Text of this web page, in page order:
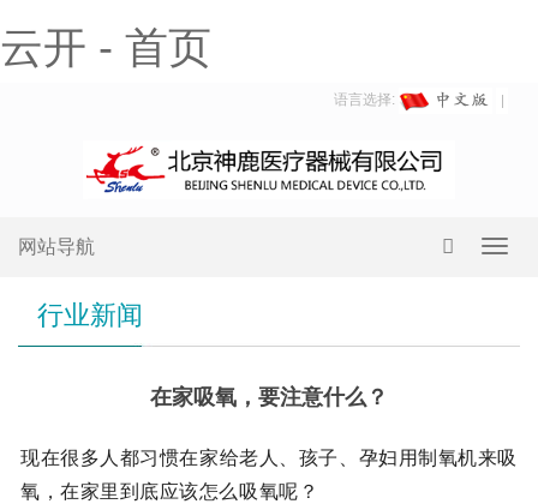
云开 - 首页
语言选择:
网站导航
行业新闻
在家吸氧，要注意什么？
现在很多人都习惯在家给老人、孩子、孕妇用制氧机来吸
氧，在家里到底应该怎么吸氧呢？